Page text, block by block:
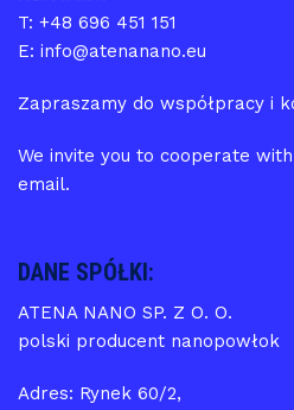
T: +48 696 451 151
E: info@atenanano.eu
Zapraszamy do współpracy i
We invite you to cooperate
email.
DANE SPÓŁKI:
ATENA NANO SP. Z O. O.
polski producent nanopowłok
Adres: Rynek 60/2,